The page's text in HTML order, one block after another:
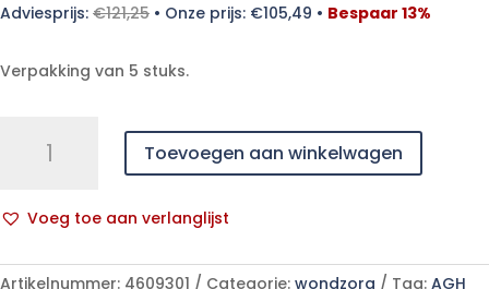
Adviesprijs: €121,25 • Onze prijs: €105,49 • Bespaar 13%
Verpakking van 5 stuks.
WEEFSELLIJM
5X0,5ML
aantal
Toevoegen aan winkelwagen
Voeg toe aan verlanglijst
l
Artikelnummer: 4609301 Categorie: wondzorg Tag: AGH